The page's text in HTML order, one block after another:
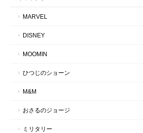
MARVEL
DISNEY
MOOMIN
ひつじのショーン
M&M
おさるのジョージ
ミリタリー